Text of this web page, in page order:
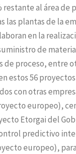
restante al área de
las plantas de la
en la
de
de proceso, entre
estos 56
con otras
europeo),
Etorgai del
predictivo
europeo),